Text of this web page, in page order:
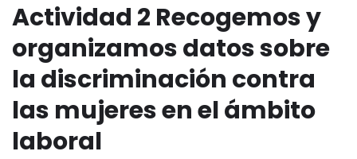
Actividad 2 Recogemos y
organizamos datos sobre
la discriminación contra
las mujeres en el ámbito
laboral